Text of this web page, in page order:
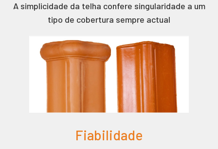
A simplicidade da telha confere singularidade a um
tipo de cobertura sempre actual
Fiabilidade